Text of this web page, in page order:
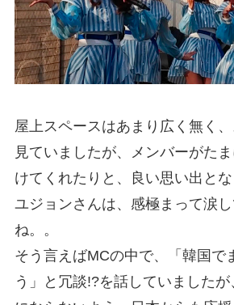
屋上スペースはあまり広く無く
見ていましたが、メンバーがた
けてくれたりと、良い思い出とな
ユジョンさんは、感極まって涙
ね。。
そう言えばMCの中で、「韓国で
う」と冗談!?を話していました